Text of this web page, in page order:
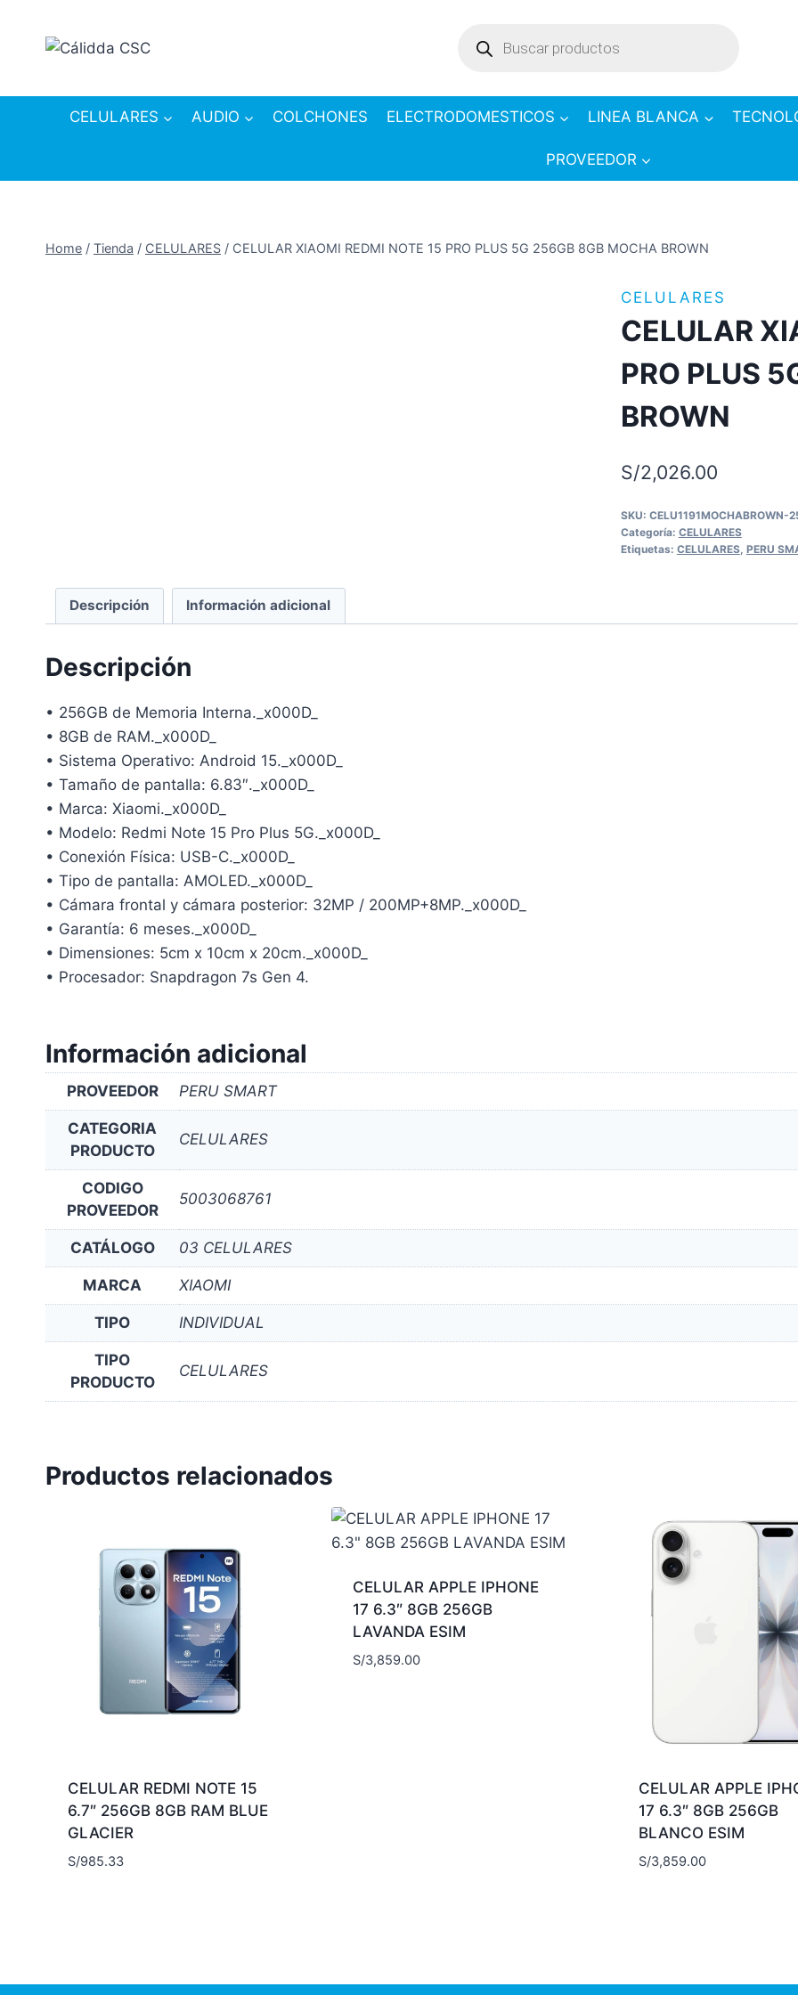
search
CELULARES AUDIO COLCHONES ELECTRODOMESTICOS LINEA BLANCA
PROVEEDOR
Home / Tienda / CELULARES / CELULAR XIAOMI REDMI NOTE 15 PRO PLUS 5G 256GB 8GB MOCHA BROWN
CELULARES
CELULAR
PRO PLUS
BROWN
S/2,026.00
SKU: CELU1191MOCHABROWN-
Categoría: CELULARES
Etiquetas: CELULARES, PERU
Descripción Información adicional
Descripción
• 256GB de Memoria Interna._x000D_
• 8GB de RAM._x000D_
• Sistema Operativo: Android 15._x000D_
• Tamaño de pantalla: 6.83″._x000D_
• Marca: Xiaomi._x000D_
• Modelo: Redmi Note 15 Pro Plus 5G._x000D_
• Conexión Física: USB-C._x000D_
• Tipo de pantalla: AMOLED._x000D_
• Cámara frontal y cámara posterior: 32MP / 200MP+8MP._x000D_
• Garantía: 6 meses._x000D_
• Dimensiones: 5cm x 10cm x 20cm._x000D_
• Procesador: Snapdragon 7s Gen 4.
Información adicional
PROVEEDOR PERU SMART
CATEGORIA
PRODUCTO
CELULARES
CODIGO
PROVEEDOR
5003068761
CATÁLOGO 03 CELULARES
MARCA XIAOMI
TIPO INDIVIDUAL
TIPO
PRODUCTO
CELULARES
Productos relacionados
CELULAR REDMI NOTE 15
6.7″ 256GB 8GB RAM BLUE
GLACIER
S/985.33
CELULAR APPLE IPHONE
17 6.3″ 8GB 256GB
LAVANDA ESIM
S/3,859.00
CELULAR APPLE
17 6.3″ 8GB 256GB
BLANCO ESIM
S/3,859.00